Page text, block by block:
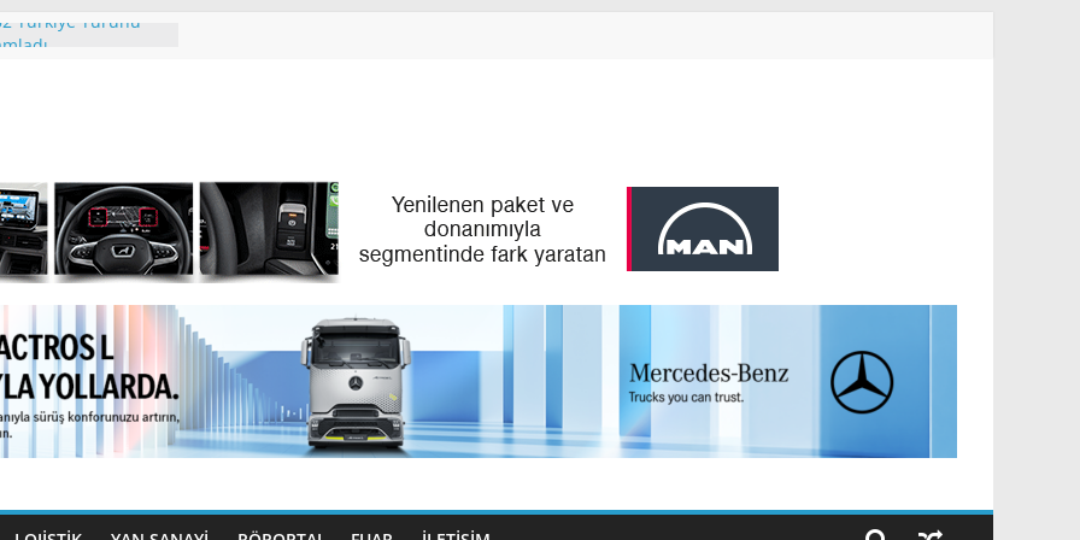
Türkiye Turunu
PREMİUM
SKYLINER OLDU
Türk Dijital
Yönetiminde Yeni
Türk Gençleri